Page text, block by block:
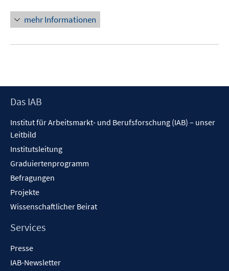
mehr Informationen
Footer
Das IAB
Institut für Arbeitsmarkt- und Berufsforschung (IAB) – unser
Leitbild
Institutsleitung
Graduiertenprogramm
Befragungen
Projekte
Wissenschaftlicher Beirat
Services
Presse
IAB-Newsletter